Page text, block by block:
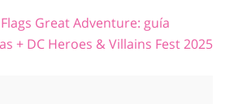
Flags Great Adventure: guía
+ DC Heroes & Villains Fest 2025